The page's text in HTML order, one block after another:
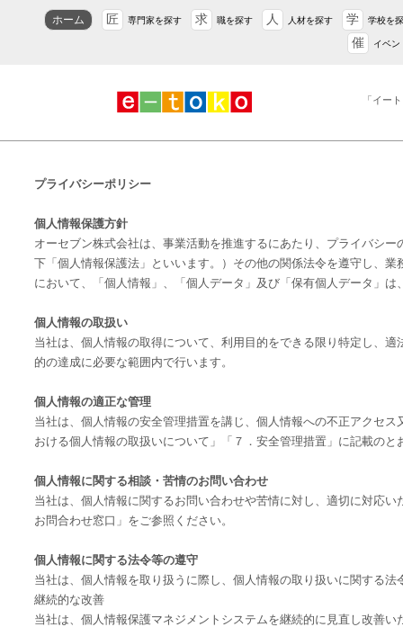
ホーム 匠 専門家を探す 求 職を探す 人 人材を探す 学 学校を
催 イベン
「イー
プライバシーポリシー
個人情報保護方針
オーセブン株式会社は、事業活動を推進するにあたり、プライバシ
下「個人情報保護法」といいます。）その他の関係法令を遵守し、
において、「個人情報」、「個人データ」及び「保有個人データ」
個人情報の取扱い
当社は、個人情報の取得について、利用目的をできる限り特定し、
的の達成に必要な範囲内で行います。
個人情報の適正な管理
当社は、個人情報の安全管理措置を講じ、個人情報への不正アクセ
おける個人情報の取扱いについて」「７．安全管理措置」に記載のと
個人情報に関する相談・苦情のお問い合わせ
当社は、個人情報に関するお問い合わせや苦情に対し、適切に対応
お問合わせ窓口」をご参照ください。
個人情報に関する法令等の遵守
当社は、個人情報を取り扱うに際し、個人情報の取り扱いに関する
継続的な改善
当社は、個人情報保護マネジメントシステムを継続的に見直し改善い